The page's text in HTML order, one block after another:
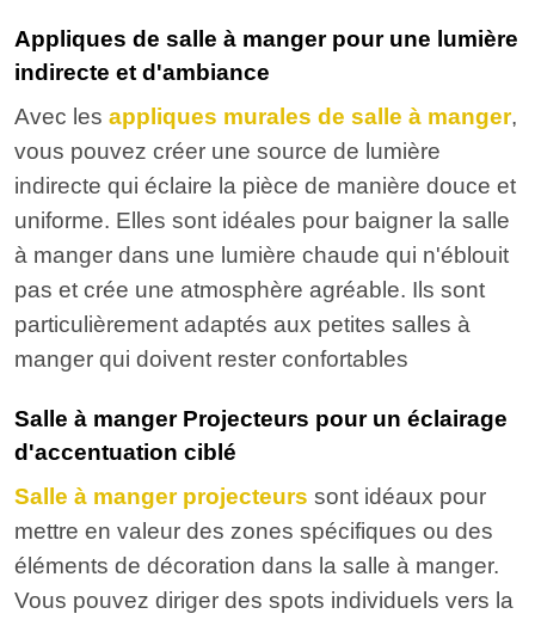
Appliques de salle à manger pour une lumière
indirecte et d'ambiance
Avec les appliques murales de salle à manger,
vous pouvez créer une source de lumière
indirecte qui éclaire la pièce de manière douce et
uniforme. Elles sont idéales pour baigner la salle
à manger dans une lumière chaude qui n'éblouit
pas et crée une atmosphère agréable. Ils sont
particulièrement adaptés aux petites salles à
manger qui doivent rester confortables
Salle à manger Projecteurs pour un éclairage
d'accentuation ciblé
Salle à manger projecteurs sont idéaux pour
mettre en valeur des zones spécifiques ou des
éléments de décoration dans la salle à manger.
Vous pouvez diriger des spots individuels vers la